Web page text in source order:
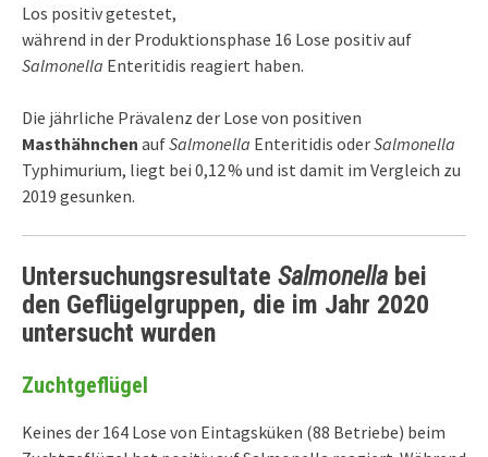
Los positiv getestet,
während in der Produktionsphase 16 Lose positiv auf
Salmonella Enteritidis reagiert haben.
Die jährliche Prävalenz der Lose von positiven
Masthähnchen aufSalmonella Enteritidis oderSalmonella
Typhimurium, liegt bei 0,12 % und ist damit im Vergleich zu
2019 gesunken.
Untersuchungsresultate Salmonella bei
den Geflügelgruppen, die im Jahr 2020
untersucht wurden
Zuchtgeflügel
Keines der 164 Lose von Eintagsküken (88 Betriebe) beim